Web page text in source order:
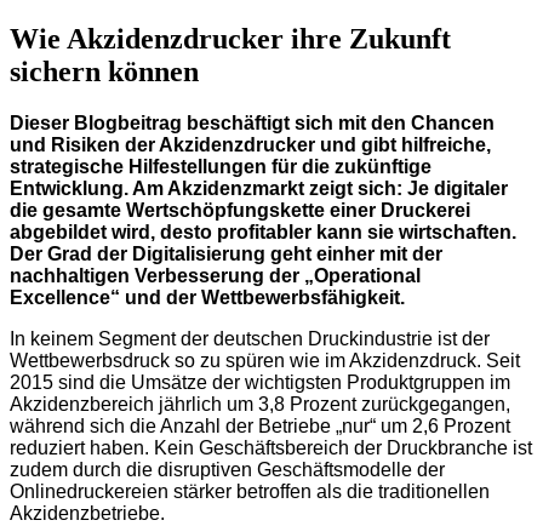
Wie Akzidenzdrucker ihre Zukunft
sichern können
Dieser Blogbeitrag beschäftigt sich mit den Chancen
und Risiken der Akzidenzdrucker und gibt hilfreiche,
strategische Hilfestellungen für die zukünftige
Entwicklung. AmAkzidenzmarkt zeigt sich: Je digitaler
die gesamte Wertschöpfungskette einer Druckerei
abgebildet wird, desto profitabler kann sie wirtschaften.
Der Grad der Digitalisierung geht einher mit der
nachhaltigen Verbesserung der „Operational
Excellence“ und der Wettbewerbsfähigkeit.
In keinem Segment der deutschen Druckindustrie ist der
Wettbewerbsdruck so zu spüren wie im Akzidenzdruck. Seit
2015 sind die Umsätze der wichtigsten Produktgruppen im
Akzidenzbereich jährlich um 3,8 Prozent zurückgegangen,
während sich die Anzahl der Betriebe „nur“ um 2,6 Prozent
reduziert haben. Kein Geschäftsbereich der Druckbranche ist
zudem durch die disruptiven Geschäftsmodelle der
Onlinedruckereien stärker betroffen als die traditionellen
Akzidenzbetriebe.